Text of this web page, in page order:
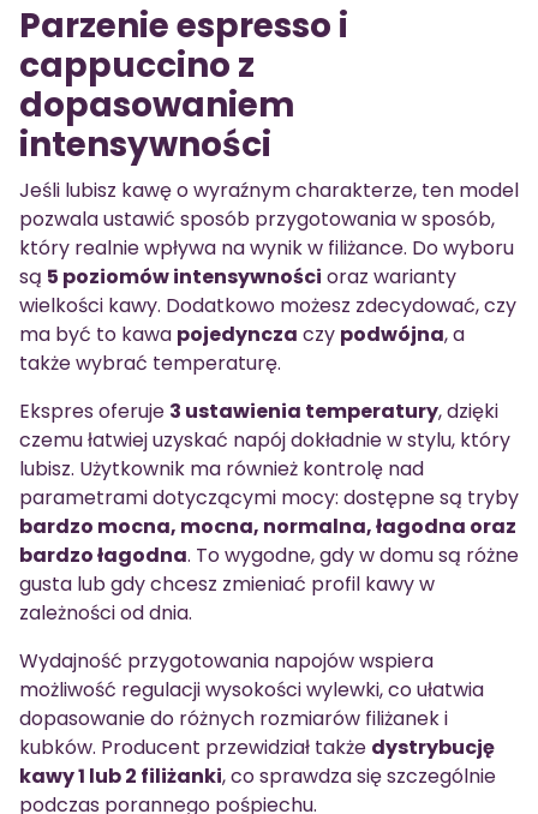
Parzenie espresso i
cappuccino z
dopasowaniem
intensywności
Jeśli lubisz kawę o wyraźnym charakterze, ten model
pozwala ustawić sposób przygotowania w sposób,
który realnie wpływa na wynik w filiżance. Do wyboru
są 5 poziomów intensywności oraz warianty
wielkości kawy. Dodatkowo możesz zdecydować, czy
ma być to kawa pojedyncza czy podwójna, a
także wybrać temperaturę.
Ekspres oferuje 3 ustawienia temperatury, dzięki
czemu łatwiej uzyskać napój dokładnie w stylu, który
lubisz. Użytkownik ma również kontrolę nad
parametrami dotyczącymi mocy: dostępne są tryby
bardzo mocna, mocna, normalna, łagodna oraz
bardzo łagodna. To wygodne, gdy w domu są różne
gusta lub gdy chcesz zmieniać profil kawy w
zależności od dnia.
Wydajność przygotowania napojów wspiera
możliwość regulacji wysokości wylewki, co ułatwia
dopasowanie do różnych rozmiarów filiżanek i
kubków. Producent przewidział także dystrybucję
kawy 1 lub 2 filiżanki, co sprawdza się szczególnie
podczas porannego pośpiechu.